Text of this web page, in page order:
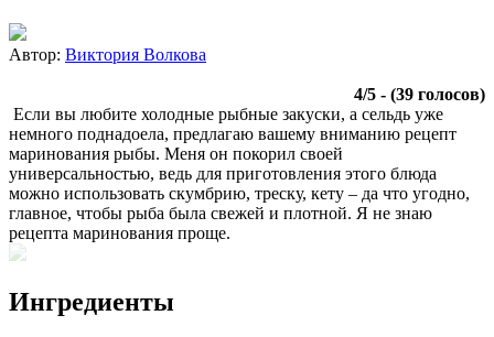
Автор: Виктория Волкова
4/5 - (39 голосов)
Если вы любите холодные рыбные закуски, а сельдь уже
немного поднадоела, предлагаю вашему вниманию рецепт
маринования рыбы. Меня он покорил своей
универсальностью, ведь для приготовления этого блюда
можно использовать скумбрию, треску, кету – да что угодно,
главное, чтобы рыба была свежей и плотной. Я не знаю
рецепта маринования проще.
Ингредиенты